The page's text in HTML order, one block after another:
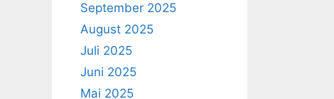
September 2025
August 2025
Juli 2025
Juni 2025
Mai 2025